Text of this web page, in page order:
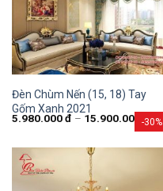
-30%
Đèn Chùm Nến (15, 18) Tay
Gốm Xanh 2021
5.980.000đ – 15.900.000 đ